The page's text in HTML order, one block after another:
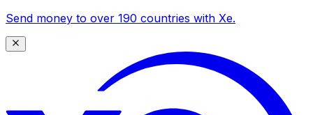
Send money to over 190 countries with Xe.